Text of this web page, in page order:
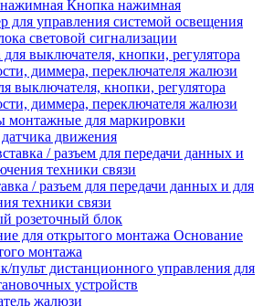
Кнопка нажимная
для управления системой освещения
световой сигнализации
выключателя, кнопки, регулятора
диммера, переключателя жалюзи
монтажные для маркировки
движения
/ разъем для передачи данных и для
техники связи
розеточный блок
Основание
монтажа
пульт дистанционного управления для
устройств
жалюзи